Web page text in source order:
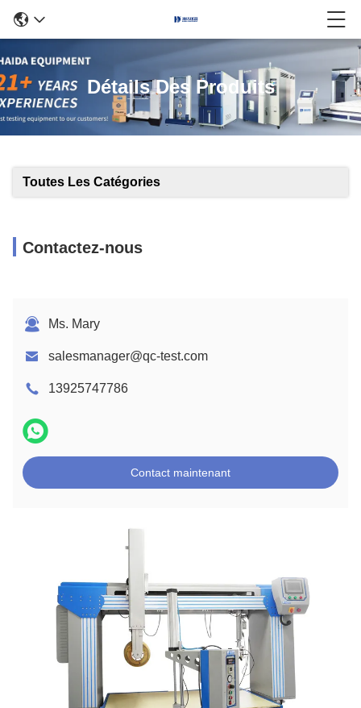
Détails Des Produits
Toutes Les Catégories
Contactez-nous
Ms. Mary
salesmanager@qc-test.com
13925747786
Contact maintenant